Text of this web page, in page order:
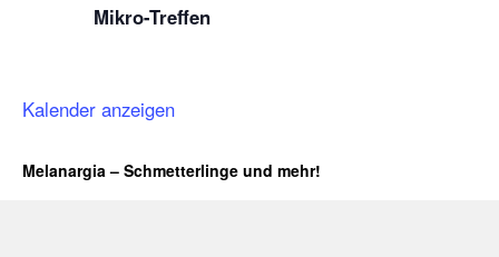
Mikro-Treffen
Kalender anzeigen
Melanargia – Schmetterlinge und mehr!